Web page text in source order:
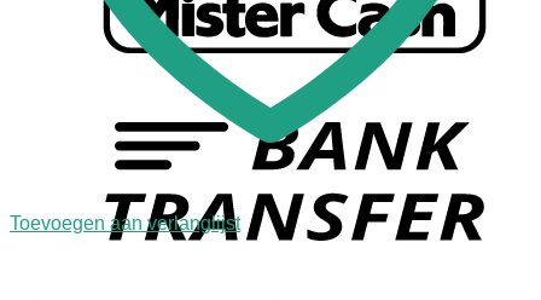
Toevoegen aan verlanglijst